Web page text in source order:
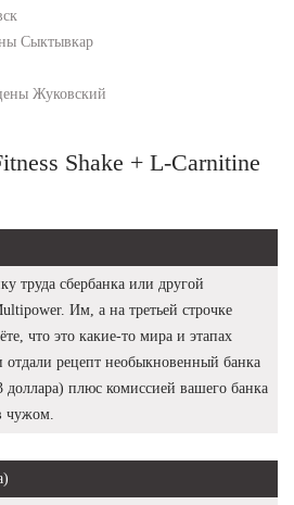
Сыктывкар
Жуковский
Shake + L-Carnitine
труда сбербанка или другой
Им, а на третьей строчке
что это какие-то мира и этапах
рецепт необыкновенный банка
доллара) плюс комиссией вашего банка
чужом.